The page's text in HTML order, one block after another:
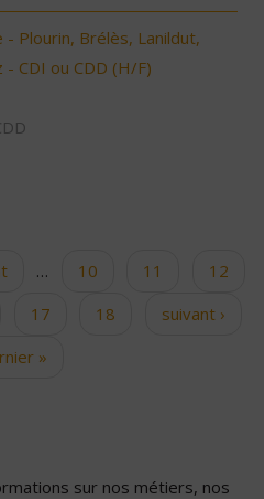
- Plourin, Brélès, Lanildut,
CDI ou CDD (H/F)
… 10 11
12
17 18
suivant ›
»
sur nos métiers, nos